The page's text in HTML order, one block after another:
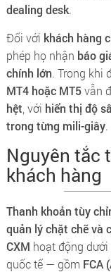
dealing desk.
Đối với khách hàng
phép họ nhận báo
chính lớn. Trong khi
MT4 hoặc MT5vẫn
hệt , với hiển thị độ
trong từng mili-giây.
Nguyên tắc
khách hàng
Thanh khoản tùy
quản lý chặt chẽ và
CXM hoạt động
quốc tế — gồm FCA